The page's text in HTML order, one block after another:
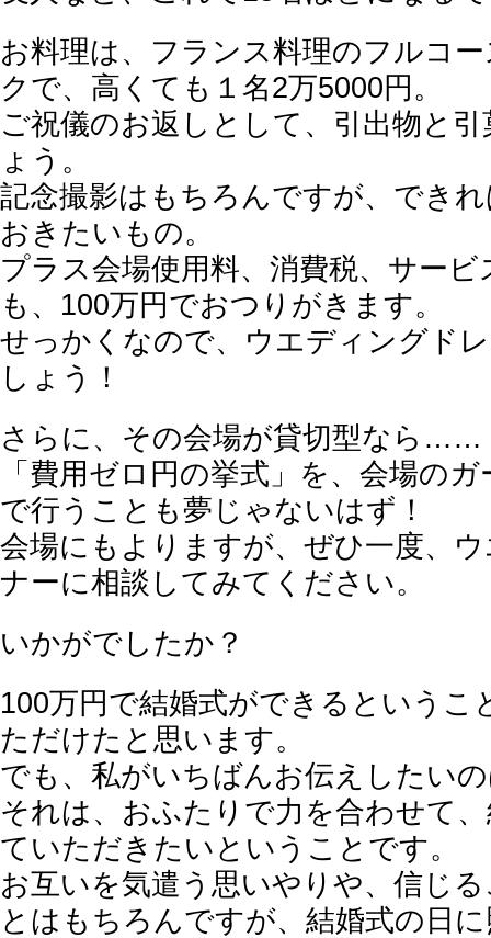
お料理は、フランス料理のフルコ
クで、高くても１名2万5000円。
ご祝儀のお返しとして、引出物と
ょう。
記念撮影はもちろんですが、でき
おきたいもの。
プラス会場使用料、消費税、サー
も、100万円でおつりがきます。
せっかくなので、ウエディングド
しょう！
さらに、その会場が貸切型なら……
「費用ゼロ円の挙式」を、会場の
で行うことも夢じゃないはず！
会場にもよりますが、ぜひ一度、
ナーに相談してみてください。
いかがでしたか？
100万円で結婚式ができるというこ
ただけたと思います。
でも、私がいちばんお伝えしたい
それは、おふたりで力を合わせて
ていただきたいということです。
お互いを気遣う思いやりや、信じ
とはもちろんですが、結婚式の日